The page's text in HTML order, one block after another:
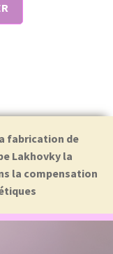
fabrication de
Lakhovky la
la compensation